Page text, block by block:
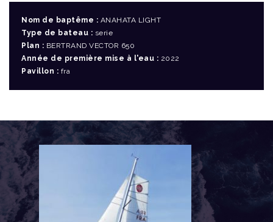
Nom de baptême : ANAHATA LIGHT
Type de bateau : serie
Plan : BERTRAND VECTOR 650
Année de première mise à l'eau : 2022
Pavillon : fra